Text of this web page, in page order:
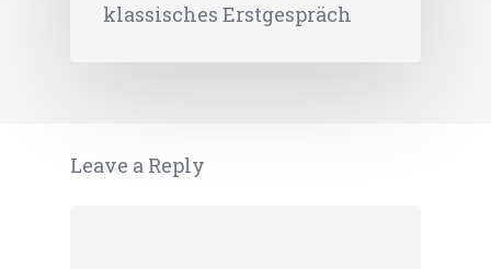
klassisches Erstgespräch
Leave a Reply